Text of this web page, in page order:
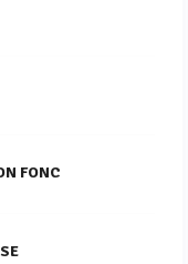
FONC